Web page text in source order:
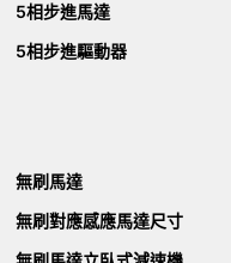
5相步進馬達
5相步進驅動器
無刷馬達
無刷對應感應馬達尺寸